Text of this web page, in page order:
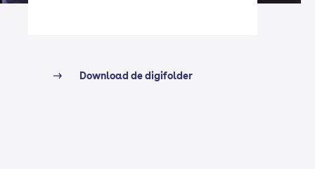
Download de digifolder